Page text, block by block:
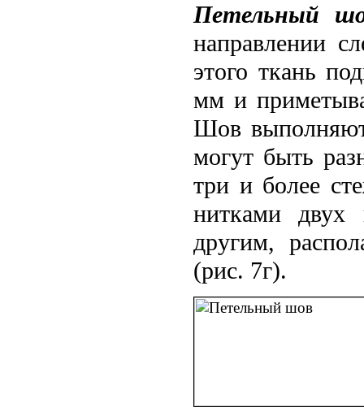
Петельный
направлении
этого ткань
мм и
Шов
могут быть
три и более
нитками двух
другим,
(рис. 7г).